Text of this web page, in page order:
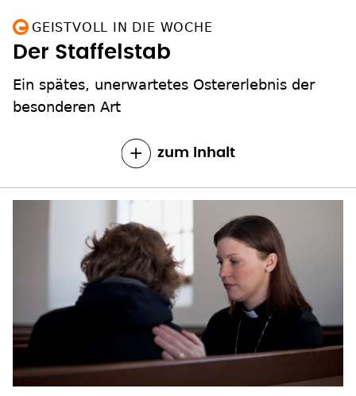
GEISTVOLL IN DIE WOCHE
Der Staffelstab
Ein spätes, unerwartetes Ostererlebnis der
besonderen Art
zum Inhalt